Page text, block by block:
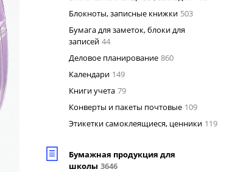
Блокноты, записные книжки 503
Бумага для заметок, блоки для
записей 44
Деловое планирование 860
Календари 149
Книги учета 79
Конверты и пакеты почтовые 109
Этикетки самоклеящиеся, ценники 119
Бумажная продукция для
школы 3646